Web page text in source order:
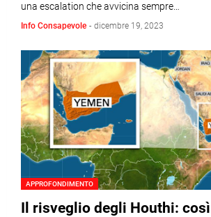
una escalation che avvicina sempre…
Info Consapevole - dicembre 19, 2023
APPROFONDIMENTO
Il risveglio degli Houthi: